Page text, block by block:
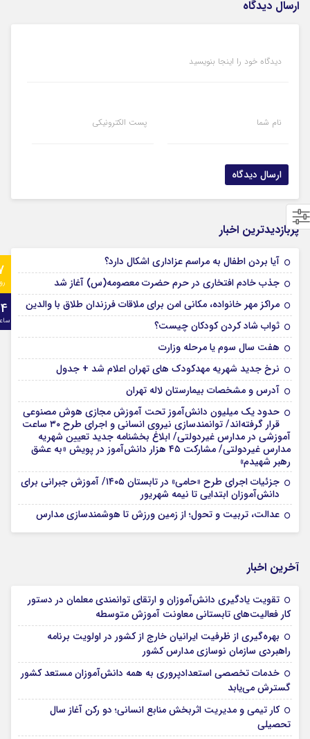
ارسال دیدگاه
دیدگاه خود را اینجا بنویسید
نام شما پست الکترونیکی
پربازدیدترین اخبار
آیا بردن اطفال به مراسم عزادارى اشکال دارد؟
جذب خادم افتخاری در حرم حضرت معصومه(س) آغاز شد
مراکز مهر خانواده، مکانی امن برای ملاقات فرزندان طلاق با والدین
ثواب شاد کردن کودکان چیست؟
هفت سال سوم یا مرحله وزارت
نرخ جدید شهریه مهدکودک های تهران اعلام شد + جدول
آدرس و مشخصات بیمارستان لاله تهران
حدود یک میلیون دانش‌آموز تحت آموزش مجازی هوش مصنوعی
قرار گرفته‌اند/ توانمندسازی نیروی انسانی و اجرای طرح ۳۰ ساعت
آموزشی در مدارس غیردولتی/ ابلاغ بخشنامه جدید تعیین شهریه
مدارس غیردولتی/ مشارکت ۴۵ هزار دانش‌آموز در پویش «به عشق
رهبر شهیدم»
جزئیات اجرای طرح «حامی» در تابستان ۱۴۰۵/ آموزش جبرانی برای
دانش‌آموزان ابتدایی تا نیمه شهریور
عدالت، تربیت و تحول؛ از زمین ورزش تا هوشمندسازی مدارس
آخرین اخبار
تقویت یادگیری دانش‌آموزان و ارتقای توانمندی معلمان در دستور
کار فعالیت‌های تابستانی معاونت آموزش متوسطه
بهره‌گیری از ظرفیت ایرانیان خارج از کشور در اولویت برنامه
راهبردی سازمان نوسازی مدارس کشور
خدمات تخصصی استعدادپروری به همه دانش‌آموزان مستعد کشور
گسترش می‌یابد
کار تیمی و مدیریت اثربخش منابع انسانی؛ دو رکن آغاز سال
تحصیلی